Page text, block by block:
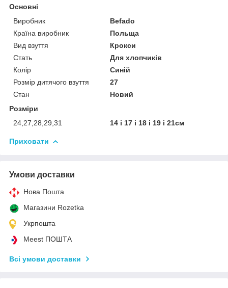
Основні
Виробник
Befado
Країна виробник
Польща
Вид взуття
Крокси
Стать
Для хлопчиків
Колір
Синій
Розмір дитячого взуття
27
Стан
Новий
Розміри
24,27,28,29,31
14 і 17 і 18 і 19 і 21см
Приховати
Умови доставки
Нова Пошта
Магазини Rozetka
Укрпошта
Meest ПОШТА
Всі умови доставки